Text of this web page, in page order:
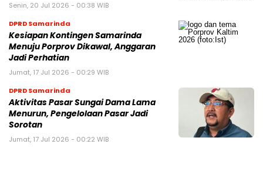
Senin, 20 Jul 2026 - 00:38 WIB
DPRD Samarinda
Kesiapan Kontingen Samarinda
Menuju Porprov Dikawal, Anggaran
Jadi Perhatian
Jumat, 17 Jul 2026 - 00:29 WIB
DPRD Samarinda
Aktivitas Pasar Sungai Dama Lama
Menurun, Pengelolaan Pasar Jadi
Sorotan
Jumat, 17 Jul 2026 - 00:22 WIB